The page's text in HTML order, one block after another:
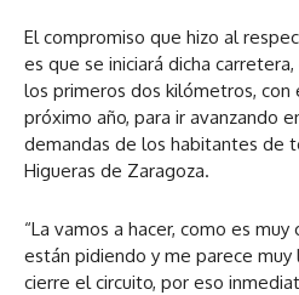
El compromiso que hizo al
es que se iniciará dicha
los primeros dos kilómetros,
próximo año, para ir avanzando
demandas de los habitantes de
Higueras de Zaragoza.
“La vamos a hacer, como es
están pidiendo y me parece
cierre el circuito, por eso